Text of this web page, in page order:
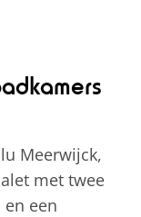
Meerwijck,
met twee
een